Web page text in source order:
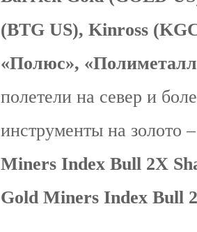
(BTG US), Kinross
«Полюс»,
полетели на север и
инструменты на золото
Miners Index Bull 2X
Gold Miners Index Bull